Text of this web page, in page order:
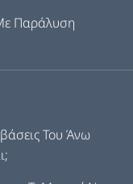
Παράλυση
Του Άνω